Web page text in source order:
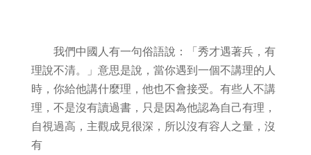
我們中國人有一句俗語說：「秀才遇著兵，有
理說不清。」意思是說，當你遇到一個不講理的人
時，你給他講什麼理，他也不會接受。有些人不講
理，不是沒有讀過書，只是因為他認為自己有理，
自視過高，主觀成見很深，所以沒有容人之量，沒
有